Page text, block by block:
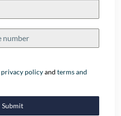
privacy policyandterms and
Submit